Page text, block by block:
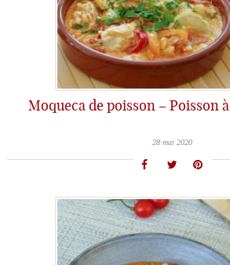
Moqueca de poisson – Poisson
28 mai 2020